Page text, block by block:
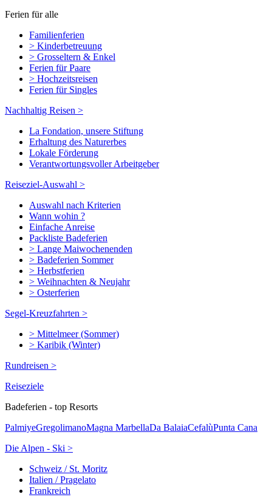
Ferien für alle
Familienferien
> Kinderbetreuung
> Grosseltern & Enkel
Ferien für Paare
> Hochzeitsreisen
Ferien für Singles
Nachhaltig Reisen >
La Fondation, unsere Stiftung
Erhaltung des Naturerbes
Lokale Förderung
Verantwortungsvoller Arbeitgeber
Reiseziel-Auswahl >
Auswahl nach Kriterien
Wann wohin ?
Einfache Anreise
Packliste Badeferien
> Lange Maiwochenenden
> Badeferien Sommer
> Herbstferien
> Weihnachten & Neujahr
> Osterferien
Segel-Kreuzfahrten >
> Mittelmeer (Sommer)
> Karibik (Winter)
Rundreisen >
Reiseziele
Badeferien - top Resorts
PalmiyeGregolimanoMagna MarbellaDa BalaiaCefalùPunta Cana
Die Alpen - Ski >
Schweiz / St. Moritz
Italien / Pragelato
Frankreich